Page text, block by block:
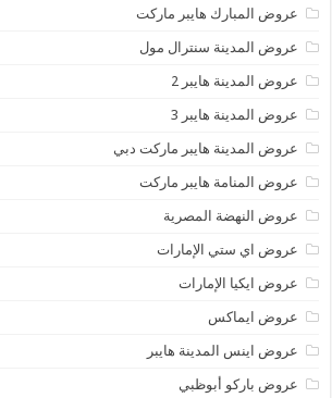
عروض المبارك هايبر ماركت
عروض المدينة سنترال مول
عروض المدينة هايبر 2
عروض المدينة هايبر 3
عروض المدينة هايبر ماركت دبي
عروض المنامة هايبر ماركت
عروض النهضة المصرية
عروض اي ستي الإمارات
عروض ايكيا الإمارات
عروض ايماكس
عروض اينس المدينة هايبر
عروض باركو أبوظبي